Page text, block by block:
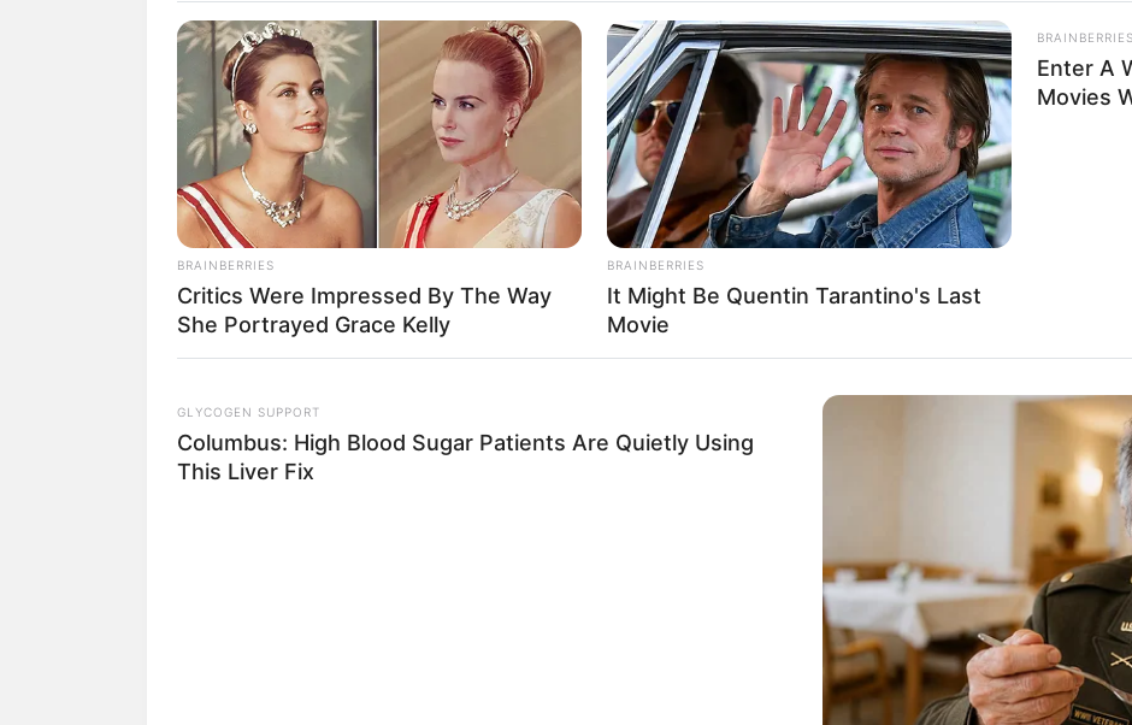
Fail! 10
Nggak
8
Ngenes
BRAINBERRIES
Critics Were Impressed By The Way
She Portrayed Grace Kelly
BRAINBERRIES
It Might Be Quentin Tarantino's Last
Movie
BRAINBERRIES
Enter A
Movies
GLYCOGEN SUPPORT
Columbus: High Blood Sugar Patients Are Quietly Using
This Liver Fix